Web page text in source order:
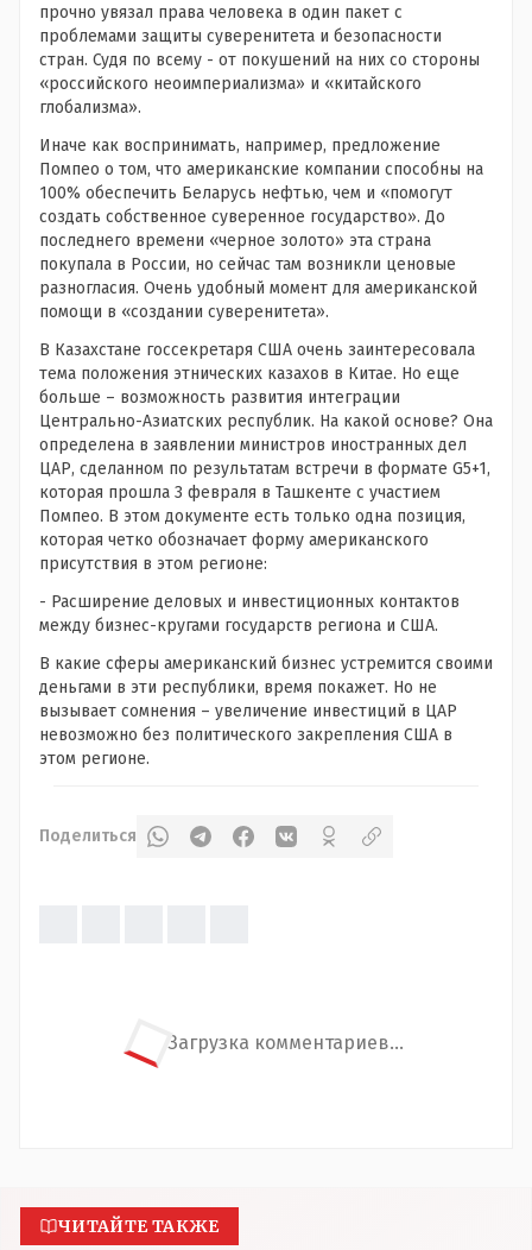
прочно увязал права человека в один пакет с
проблемами защиты суверенитета и безопасности
стран. Судя по всему - от покушений на них со стороны
«российского неоимпериализма» и «китайского
глобализма».
Иначе как воспринимать, например, предложение
Помпео о том, что американские компании способны на
100% обеспечить Беларусь нефтью, чем и «помогут
создать собственное суверенное государство». До
последнего времени «черное золото» эта страна
покупала в России, но сейчас там возникли ценовые
разногласия. Очень удобный момент для американской
помощи в «создании суверенитета».
В Казахстане госсекретаря США очень заинтересовала
тема положения этнических казахов в Китае. Но еще
больше – возможность развития интеграции
Центрально-Азиатских республик. На какой основе? Она
определена в заявлении министров иностранных дел
ЦАР, сделанном по результатам встречи в формате G5+1,
которая прошла 3 февраля в Ташкенте с участием
Помпео. В этом документе есть только одна позиция,
которая четко обозначает форму американского
присутствия в этом регионе:
- Расширение деловых и инвестиционных контактов
между бизнес-кругами государств региона и США.
В какие сферы американский бизнес устремится своими
деньгами в эти республики, время покажет. Но не
вызывает сомнения – увеличение инвестиций в ЦАР
невозможно без политического закрепления США в
этом регионе.
Поделиться
Загрузка комментариев...
ЧИТАЙТЕ ТАКЖЕ